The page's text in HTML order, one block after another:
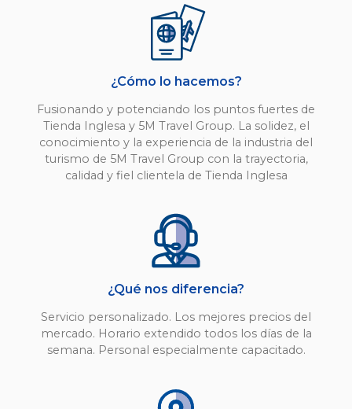
¿Cómo lo hacemos?
Fusionando y potenciando los puntos fuertes de
Tienda Inglesa y 5M Travel Group. La solidez, el
conocimiento y la experiencia de la industria del
turismo de 5M Travel Group con la trayectoria,
calidad y fiel clientela de Tienda Inglesa
¿Qué nos diferencia?
Servicio personalizado. Los mejores precios del
mercado. Horario extendido todos los días de la
semana. Personal especialmente capacitado.